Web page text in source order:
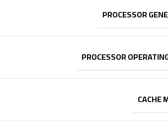
PROCESSOR
PROCESSOR
CACHE